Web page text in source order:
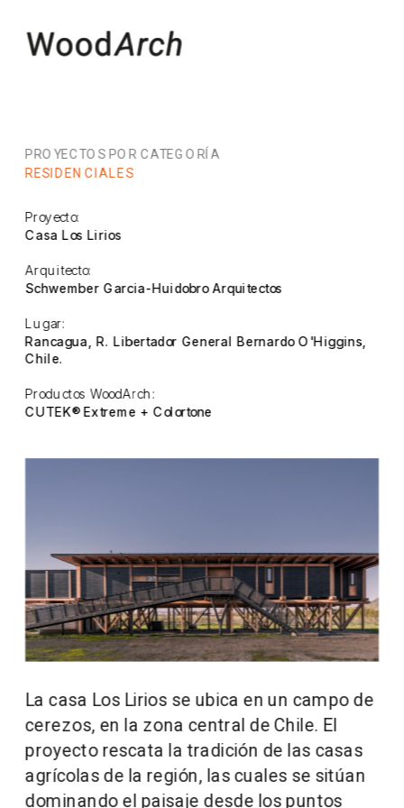
PROYECTOS POR CATEGORÍA
RESIDENCIALES
Proyecto:
Casa Los Lirios
Arquitecto:
Schwember Garcia-Huidobro Arquitectos
Lugar:
Rancagua, R. Libertador General Bernardo O'Higgins,
Chile.
Productos WoodArch:
CUTEK® Extreme + Colortone
La casa Los Lirios se ubica en un campo de
cerezos, en la zona central de Chile. El
proyecto rescata la tradición de las casas
agrícolas de la región, las cuales se sitúan
dominando el paisaje desde los puntos